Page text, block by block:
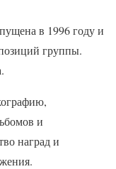
в 1996 году и
группы.
и
наград и